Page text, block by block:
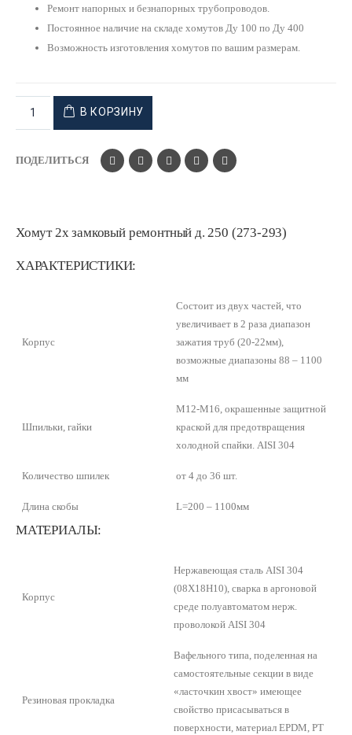
Ремонт напорных и безнапорных трубопроводов.
Постоянное наличие на складе хомутов Ду 100 по Ду 400
Возможность изготовления хомутов по вашим размерам.
В КОРЗИНУ
ПОДЕЛИТЬСЯ
Хомут 2х замковый ремонтный д. 250 (273-293)
ХАРАКТЕРИСТИКИ:
Корпус
Cостоит из двух частей, что
увеличивает в 2 раза диапазон
зажатия труб (20-22мм),
возможные диапазоны 88 – 1100
мм
Шпильки, гайки
М12-М16, окрашенные защитной
краской для предотвращения
холодной спайки. AISI 304
Количество шпилек от 4 до 36 шт.
Длина скобы L=200 – 1100мм
МАТЕРИАЛЫ:
Корпус
Нержавеющая сталь AISI 304
(08Х18Н10), сварка в аргоновой
среде полуавтоматом нерж.
проволокой AISI 304
Резиновая прокладка
Вафельного типа, поделенная на
самостоятельные секции в виде
«ласточкин хвост» имеющее
свойство присасываться в
поверхности, материал EPDM, РТ